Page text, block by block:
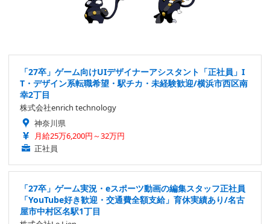
「27卒」ゲーム向けUIデザイナーアシスタント「正社員」I
T・デザイン系転職希望・駅チカ・未経験歓迎/横浜市西区南
幸2丁目
株式会社enrich technology
神奈川県
月給25万6,200円～32万円
正社員
「27卒」ゲーム実況・eスポーツ動画の編集スタッフ正社員
「YouTube好き歓迎・交通費全額支給」育休実績あり/名古
屋市中村区名駅1丁目